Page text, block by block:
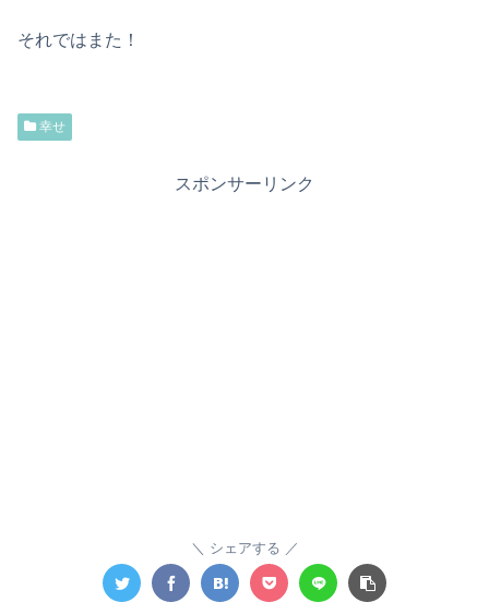
それではまた！
幸せ
スポンサーリンク
シェアする